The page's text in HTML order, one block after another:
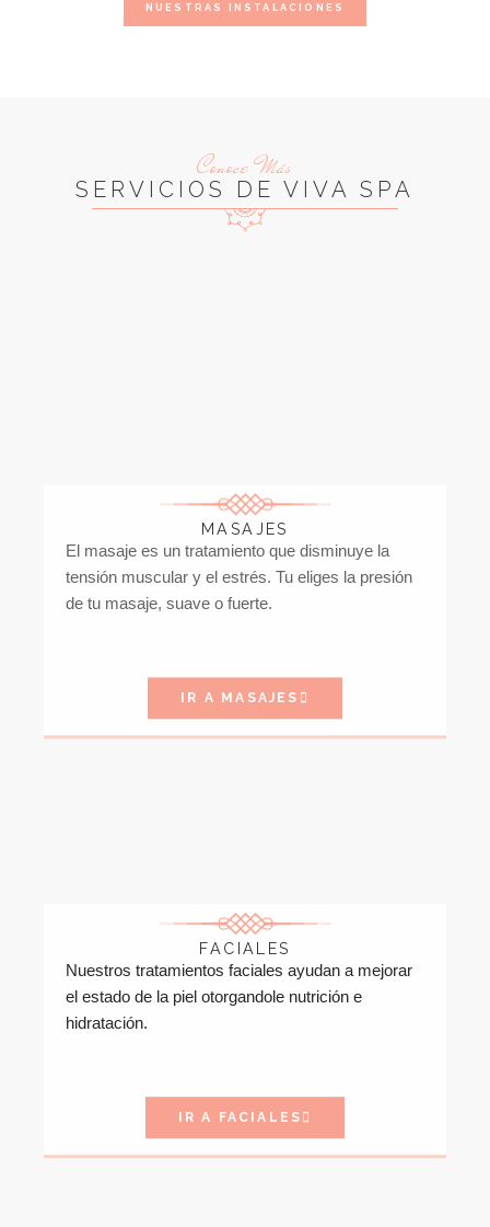
NUESTRAS INSTALACIONES
Conoce Más
SERVICIOS DE VIVA SPA
MASAJES
El masaje es un tratamiento que disminuye la
tensión muscular y el estrés. Tu eliges la presión
de tu masaje, suave o fuerte.
IR A MASAJES
FACIALES
Nuestros tratamientos faciales ayudan a mejorar
el estado de la piel otorgandole nutrición e
hidratación.
IR A FACIALES